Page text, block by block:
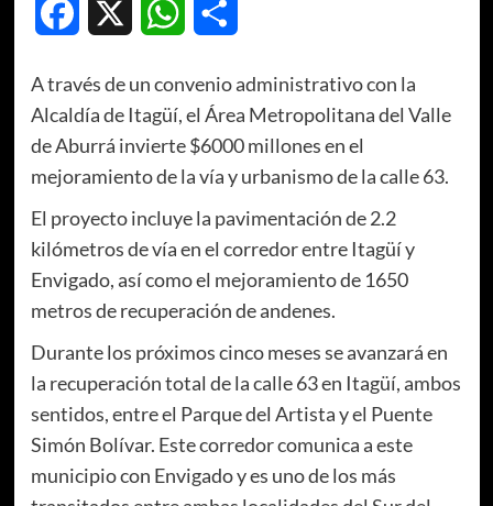
Facebook WhatsApp
A través de un convenio administrativo con la
Alcaldía de Itagüí, el Área Metropolitana del Valle
de Aburrá invierte $6000 millones en el
mejoramiento de la vía y urbanismo de la calle 63.
El proyecto incluye la pavimentación de 2.2
kilómetros de vía en el corredor entre Itagüí y
Envigado, así como el mejoramiento de 1650
metros de recuperación de andenes.
Durante los próximos cinco meses se avanzará en
la recuperación total de la calle 63 en Itagüí, ambos
sentidos, entre el Parque del Artista y el Puente
Simón Bolívar. Este corredor comunica a este
municipio con Envigado y es uno de los más